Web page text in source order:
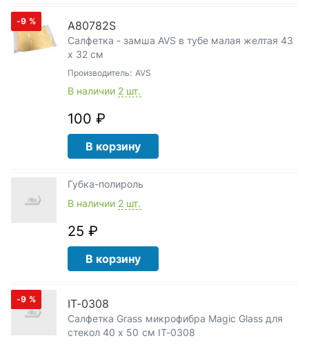
-9 % A80782S
Салфетка - замша AVS в тубе малая желтая 43
х 32 см
Производитель: AVS
В наличии 2 шт.
100 ₽
В корзину
Губка-полироль
В наличии 2 шт.
25 ₽
В корзину
-9 % IT-0308
Салфетка Grass микрофибра Magic Glass для
стекол 40 х 50 см IT-0308